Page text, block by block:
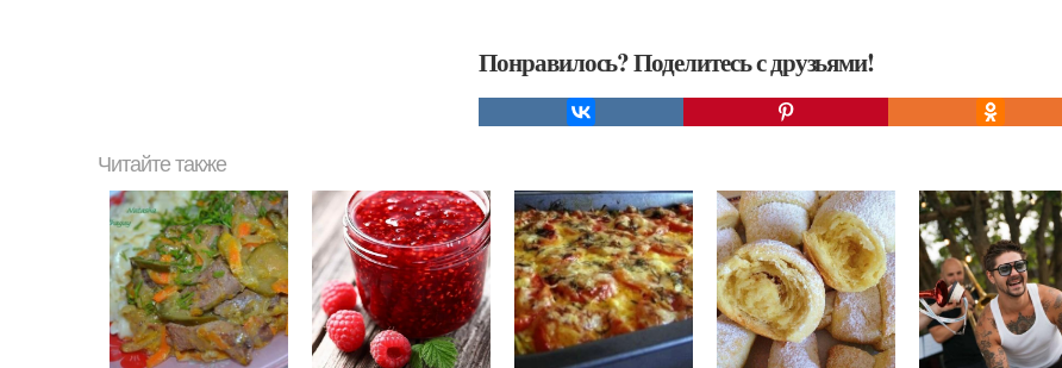
Понравилось? Поделитесь с друзьями!
Читайте также